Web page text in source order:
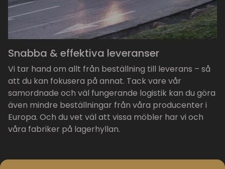
Snabba & effektiva leveranser
Vi tar hand om allt från beställning till leverans – så
att du kan fokusera på annat. Tack vare vår
samordnade och väl fungerande logistik kan du göra
även mindre beställningar från våra producenter i
Europa. Och du vet väl att vissa möbler har vi och
våra fabriker på lagerhyllan.